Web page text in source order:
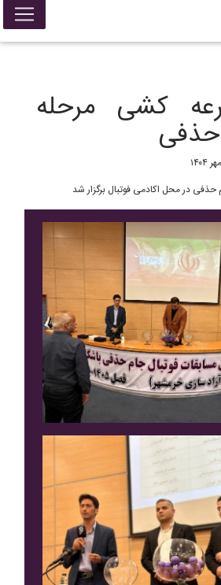
False{ return; }
کشی مرحله
در محل اکادمی فوتبال برگزار شد